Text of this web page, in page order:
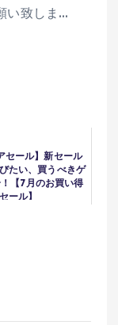
い致しま…
セール】新セール
たい、買うべきゲ
【7月のお買い得
セール】